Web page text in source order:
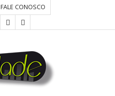
FALE CONOSCO